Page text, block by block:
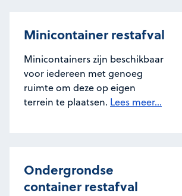
Minicontainer restafval
Minicontainers zijn beschikbaar
voor iedereen met genoeg
ruimte om deze op eigen
terrein te plaatsen. Lees meer...
Ondergrondse
container restafval